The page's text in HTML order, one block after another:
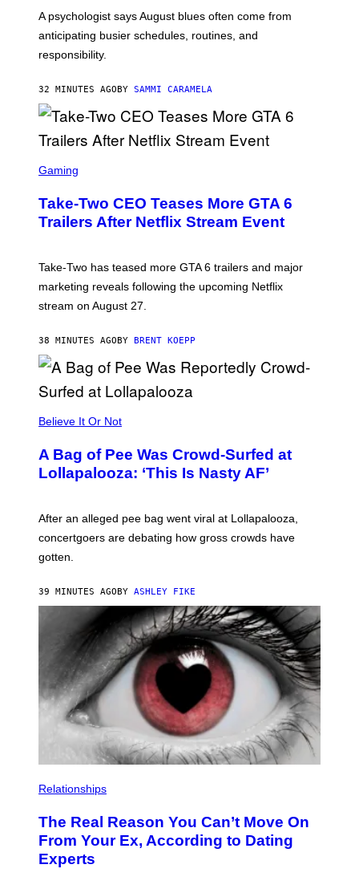
A psychologist says August blues often come from
anticipating busier schedules, routines, and
responsibility.
32 MINUTES AGOBY SAMMI CARAMELA
C
E
N
S
T
R
C
S
A
G
A
E
Gaming
Take-Two CEO Teases More GTA 6
Trailers After Netflix Stream Event
Take-Two has teased more GTA 6 trailers and major
marketing reveals following the upcoming Netflix
stream on August 27.
38 MINUTES AGOBY BRENT KOEPP
Believe It Or Not
A Bag of Pee Was Crowd-Surfed at
Lollapalooza: ‘This Is Nasty AF’
After an alleged pee bag went viral at Lollapalooza,
concertgoers are debating how gross crowds have
gotten.
39 MINUTES AGOBY ASHLEY FIKE
Relationships
The Real Reason You Can’t Move On
From Your Ex, According to Dating
Experts